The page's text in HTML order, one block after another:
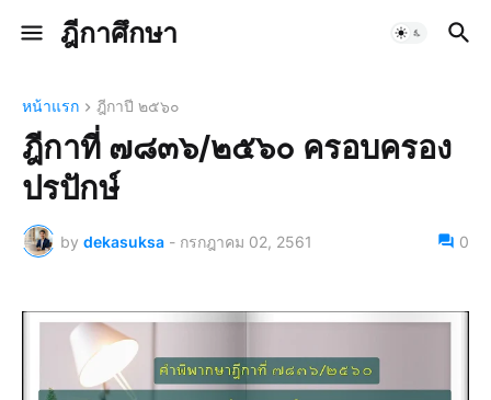
ฎีกาศึกษา
หน้าแรก ฎีกาปี ๒๕๖๐
ฎีกาที่ ๗๘๓๖/๒๕๖๐ ครอบครอง
ปรปักษ์
by dekasuksa - กรกฎาคม 02, 2561 0